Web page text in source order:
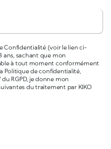
Confidentialité (voir le lien ci-
ans, sachant que mon
à tout moment conformément
Politique de confidentialité,
RGPD, je donne mon
du traitement par KIKO